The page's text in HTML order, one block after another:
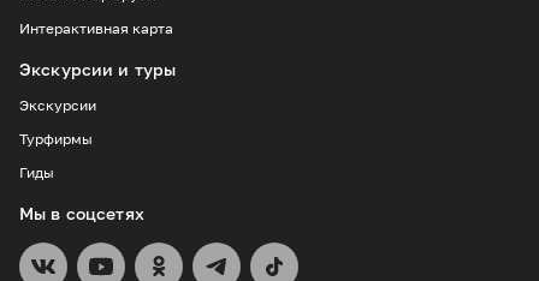
Интерактивная карта
Экскурсии и туры
Экскурсии
Турфирмы
Гиды
Мы в соцсетях